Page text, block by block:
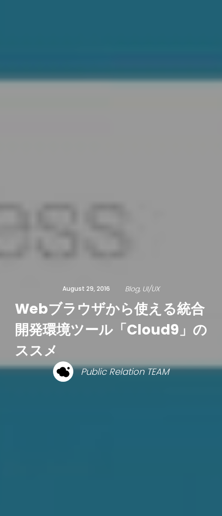
August 29, 2016 Blog UI/UX
Webブラウザから使える統合
開発環境ツール「Cloud9」の
ススメ
Public Relation TEAM